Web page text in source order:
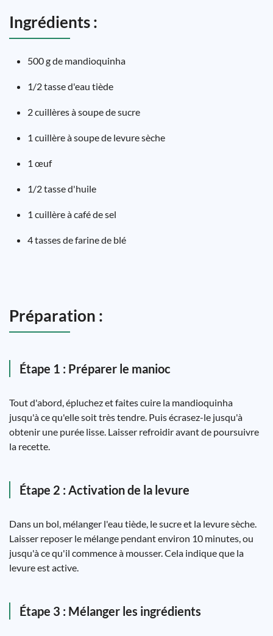
Ingrédients :
500 g de mandioquinha
1/2 tasse d'eau tiède
2 cuillères à soupe de sucre
1 cuillère à soupe de levure sèche
1 œuf
1/2 tasse d'huile
1 cuillère à café de sel
4 tasses de farine de blé
Préparation :
Étape 1 : Préparer le manioc
Tout d'abord, épluchez et faites cuire la mandioquinha
jusqu'à ce qu'elle soit très tendre. Puis écrasez-le jusqu'à
obtenir une purée lisse. Laisser refroidir avant de poursuivre
la recette.
Étape 2 : Activation de la levure
Dans un bol, mélanger l'eau tiède, le sucre et la levure sèche.
Laisser reposer le mélange pendant environ 10 minutes, ou
jusqu'à ce qu'il commence à mousser. Cela indique que la
levure est active.
Étape 3 : Mélanger les ingrédients